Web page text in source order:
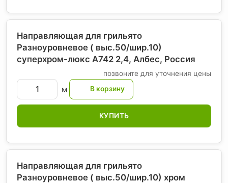
Направляющая для грильято
Разноуровневое ( выс.50/шир.10)
суперхром-люкс А742 2,4, Албес, Россия
позвоните для уточнения цены
м
КУПИТЬ
Направляющая для грильято
Разноуровневое ( выс.50/шир.10) хром